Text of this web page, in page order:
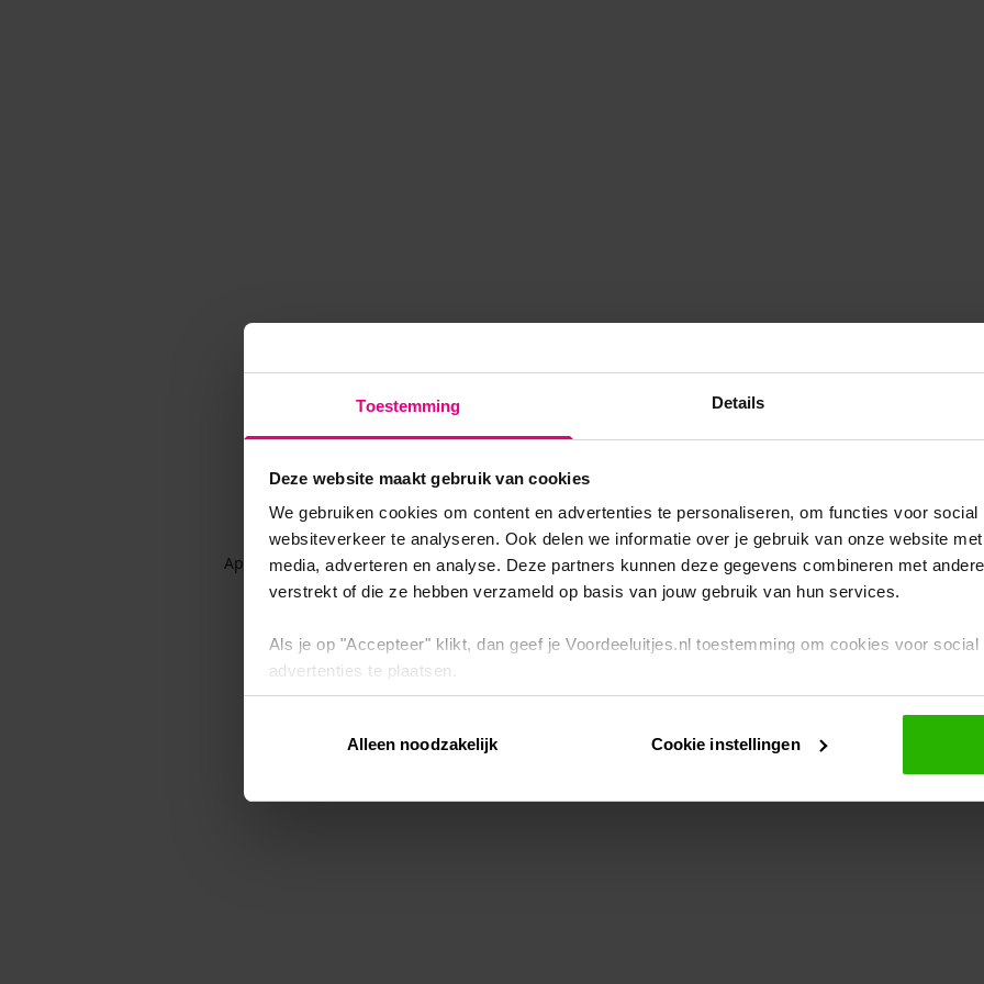
Toestemming Details
Deze website maakt gebruik van cookies
We gebruiken cookies om content en advertenties te personaliseren, om functies voor
websiteverkeer te analyseren. Ook delen we informatie over je gebruik van onze website
media, adverteren en analyse. Deze partners kunnen deze gegevens combineren met
verstrekt of die ze hebben verzameld op basis van jouw gebruik van hun services.
Als je op "Accepteer" klikt, dan geef je Voordeeluitjes.nl toestemming om cookies voor
advertenties te plaatsen.
Via "Cookie instellingen" kun je ook zelf instellen welke cookies worden geplaatst. Je kunt je
intrekken op onscookiebeleid.
Alleen noodzakelijk Cookie instellingen
Application error: a client-side exception has occurred while loadingwww.voordeeluitjes.nl (see the